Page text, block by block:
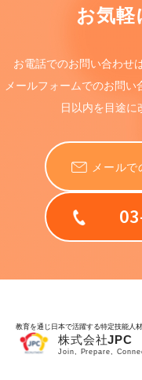
お気軽
お電話でのお問い合わせは
メールフォームでのお問い
日以内を目途に
メール
教育を通じ日本で活躍する特定技能人